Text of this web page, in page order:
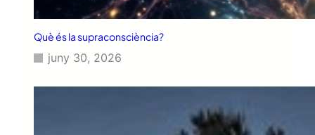
Què és la supraconsciència?
juny 30, 2026